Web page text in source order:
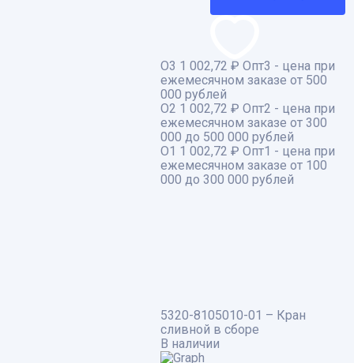
О3 1 002,72 ₽ Опт3 - цена при
ежемесячном заказе от 500
000 рублей
О2 1 002,72 ₽ Опт2 - цена при
ежемесячном заказе от 300
000 до 500 000 рублей
О1 1 002,72 ₽ Опт1 - цена при
ежемесячном заказе от 100
000 до 300 000 рублей
5320-8105010-01 – Кран
сливной в сборе
В наличии